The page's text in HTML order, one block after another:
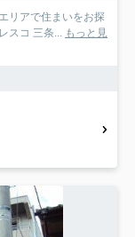
リアで住まいをお探
スコ 三条...
もっと見